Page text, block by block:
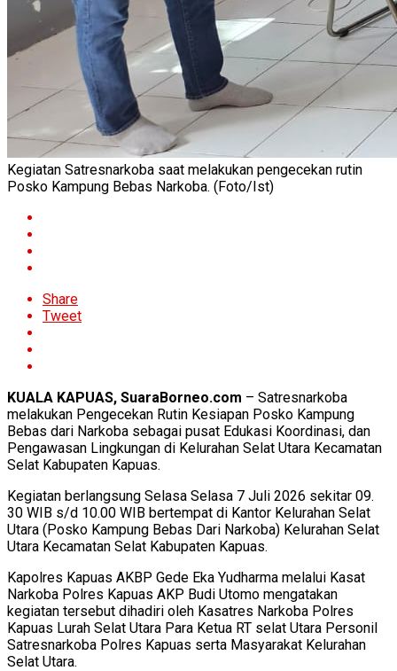
Kegiatan Satresnarkoba saat melakukan pengecekan rutin
Posko Kampung Bebas Narkoba. (Foto/Ist)
Share
Tweet
KUALA KAPUAS, SuaraBorneo.com – Satresnarkoba
melakukan Pengecekan Rutin Kesiapan Posko Kampung
Bebas dari Narkoba sebagai pusat Edukasi Koordinasi, dan
Pengawasan Lingkungan di Kelurahan Selat Utara Kecamatan
Selat Kabupaten Kapuas.
Kegiatan berlangsung Selasa Selasa 7 Juli 2026 sekitar 09.
30 WIB s/d 10.00 WIB bertempat di Kantor Kelurahan Selat
Utara (Posko Kampung Bebas Dari Narkoba) Kelurahan Selat
Utara Kecamatan Selat Kabupaten Kapuas.
Kapolres Kapuas AKBP Gede Eka Yudharma melalui Kasat
Narkoba Polres Kapuas AKP Budi Utomo mengatakan
kegiatan tersebut dihadiri oleh Kasatres Narkoba Polres
Kapuas Lurah Selat Utara Para Ketua RT selat Utara Personil
Satresnarkoba Polres Kapuas serta Masyarakat Kelurahan
Selat Utara.